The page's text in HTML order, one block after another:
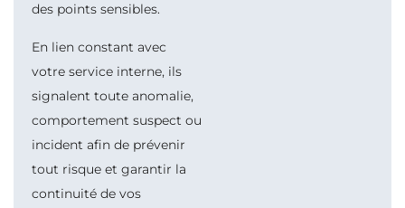
des points sensibles.
En lien constant avec
votre service interne, ils
signalent toute anomalie,
comportement suspect ou
incident afin de prévenir
tout risque et garantir la
continuité de vos